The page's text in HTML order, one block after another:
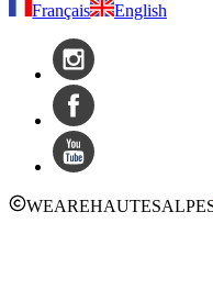
Français English
WEARE